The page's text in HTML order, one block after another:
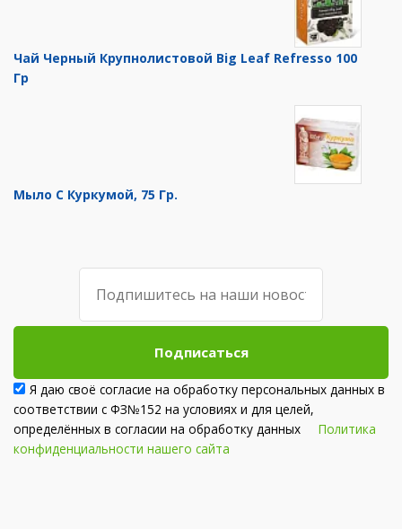
Чай Черный Крупнолистовой Big Leaf Refresso 100
Гр
Мыло С Куркумой, 75 Гр.
Подписаться
Я даю своё согласие на обработку персональных данных в
соответствии с ФЗ№152 на условиях и для целей,
определённых в согласии на обработку данных Политика
конфиденциальности нашего сайта